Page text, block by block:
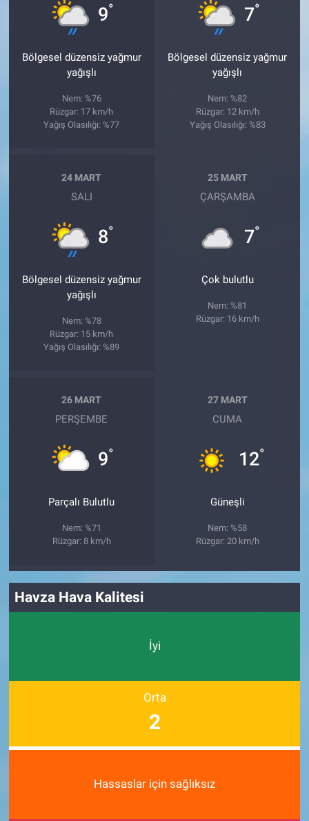
9°
Bölgesel düzensiz yağmur
yağışlı
Nem: %76
Rüzgar: 17 km/h
Yağış Olasılığı: %77
7°
Bölgesel düzensiz yağmur
yağışlı
Nem: %82
Rüzgar: 12 km/h
Yağış Olasılığı: %83
24 MART
SALI
8°
Bölgesel düzensiz yağmur
yağışlı
Nem: %78
Rüzgar: 15 km/h
Yağış Olasılığı: %89
25 MART
ÇARŞAMBA
7°
Çok bulutlu
Nem: %81
Rüzgar: 16 km/h
26 MART
PERŞEMBE
9°
Parçalı Bulutlu
Nem: %71
Rüzgar: 8 km/h
27 MART
CUMA
12°
Güneşli
Nem: %58
Rüzgar: 20 km/h
Havza Hava Kalitesi
İyi
Orta
2
Hassaslar için sağlıksız